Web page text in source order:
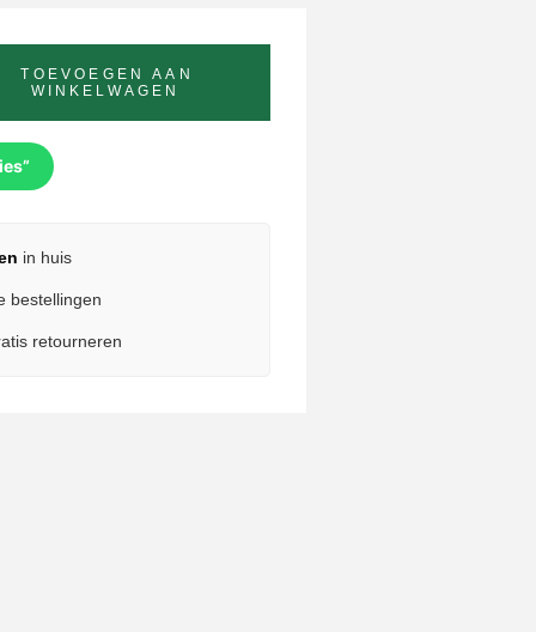
TOEVOEGEN AAN
WINKELWAGEN
in huis
bestellingen
retourneren